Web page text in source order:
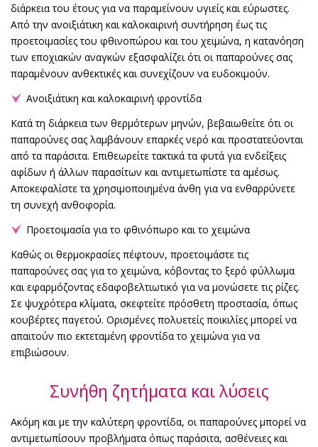
διάρκεια του έτους για να παραμείνουν υγιείς και εύρωστες.
Από την ανοιξιάτικη και καλοκαιρινή συντήρηση έως τις
προετοιμασίες του φθινοπώρου και του χειμώνα, η κατανόηση
των εποχιακών αναγκών εξασφαλίζει ότι οι παπαρούνες σας
παραμένουν ανθεκτικές και συνεχίζουν να ευδοκιμούν.
Ανοιξιάτικη και καλοκαιρινή φροντίδα
Κατά τη διάρκεια των θερμότερων μηνών, βεβαιωθείτε ότι οι
παπαρούνες σας λαμβάνουν επαρκές νερό και προστατεύονται
από τα παράσιτα. Επιθεωρείτε τακτικά τα φυτά για ενδείξεις
αφίδων ή άλλων παρασίτων και αντιμετωπίστε τα αμέσως.
Αποκεφαλίστε τα χρησιμοποιημένα άνθη για να ενθαρρύνετε
τη συνεχή ανθοφορία.
Προετοιμασία για το φθινόπωρο και το χειμώνα
Καθώς οι θερμοκρασίες πέφτουν, προετοιμάστε τις
παπαρούνες σας για το χειμώνα, κόβοντας το ξερό φύλλωμα
και εφαρμόζοντας εδαφοβελτιωτικό για να μονώσετε τις ρίζες.
Σε ψυχρότερα κλίματα, σκεφτείτε πρόσθετη προστασία, όπως
κουβέρτες παγετού. Ορισμένες πολυετείς ποικιλίες μπορεί να
απαιτούν πιο εκτεταμένη φροντίδα το χειμώνα για να
επιβιώσουν.
Συνήθη ζητήματα και λύσεις
Ακόμη και με την καλύτερη φροντίδα, οι παπαρούνες μπορεί να
αντιμετωπίσουν προβλήματα όπως παράσιτα, ασθένειες και